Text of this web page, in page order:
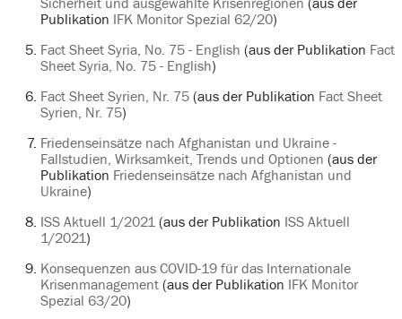
Sicherheit und ausgewählte Krisenregionen (aus der
Publikation IFK Monitor Spezial 62/20)
Fact Sheet Syria, No. 75 - English (aus der Publikation Fact
Sheet Syria, No. 75 - English)
Fact Sheet Syrien, Nr. 75(aus der Publikation Fact Sheet
Syrien, Nr. 75)
Friedenseinsätze nach Afghanistan und Ukraine -
Fallstudien, Wirksamkeit, Trends und Optionen (aus der
Publikation Friedenseinsätze nach Afghanistan und
Ukraine)
ISS Aktuell 1/2021(aus der Publikation ISS Aktuell
1/2021)
Konsequenzen aus COVID-19 für das Internationale
Krisenmanagement(aus der Publikation IFK Monitor
Spezial 63/20)